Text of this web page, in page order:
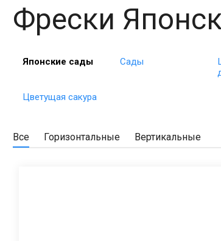
Фрески
Японские сады Сады
Цветущая сакура
Все Горизонтальные Вертикальные